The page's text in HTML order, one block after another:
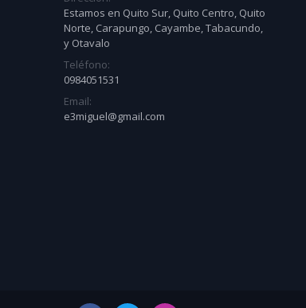
Estamos en Quito Sur, Quito Centro, Quito
Norte, Carapungo, Cayambe, Tabacundo,
y Otavalo
Teléfono:
0984051531
Email:
e3miguel@gmail.com